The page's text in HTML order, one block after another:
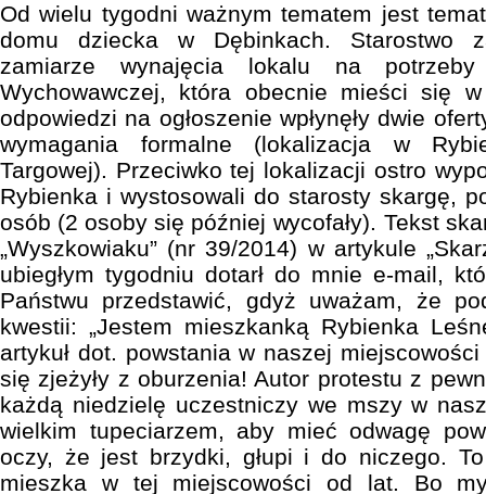
Od wielu tygodni ważnym tematem jest
domu dziecka w Dębinkach. Starostwo
zamiarze wynajęcia lokalu na potrzeby
Wychowawczej, która obecnie mieści się
odpowiedzi na ogłoszenie wpłynęły dwie
wymagania formalne (lokalizacja w
Targowej). Przeciwko tej lokalizacji ostro
Rybienka i wystosowali do starosty skargę,
osób (2 osoby się później wycofały). Tekst
„Wyszkowiaku” (nr 39/2014) w artykule
ubiegłym tygodniu dotarł do mnie e-mail,
Państwu przedstawić, gdyż uważam, że
kwestii: „Jestem mieszkanką Rybienka
artykuł dot. powstania w naszej
się zjeżyły z oburzenia! Autor protestu z
każdą niedzielę uczestniczy we mszy w
wielkim tupeciarzem, aby mieć odwagę
oczy, że jest brzydki, głupi i do niczego.
mieszka w tej miejscowości od lat. Bo